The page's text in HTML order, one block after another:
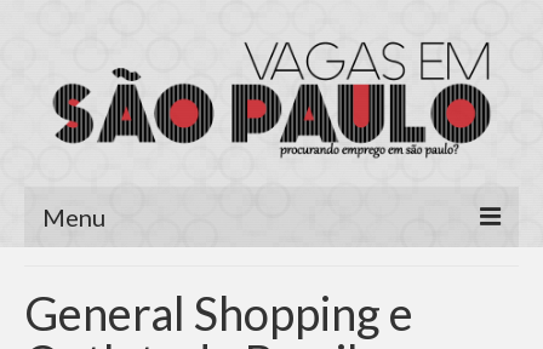
Menu
Área do Candidato
General Shopping e